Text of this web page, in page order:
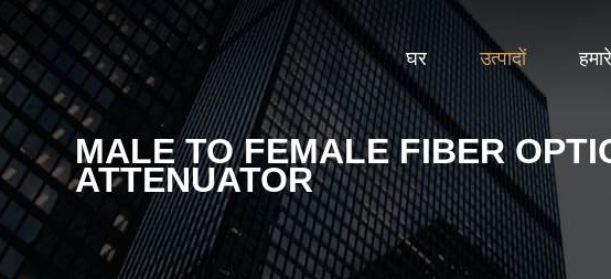
घर उत्पादों
MALE TO FEMALE FIBER
ATTENUATOR